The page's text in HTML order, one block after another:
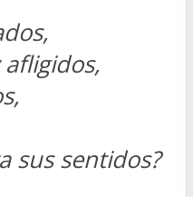
sus sentidos?